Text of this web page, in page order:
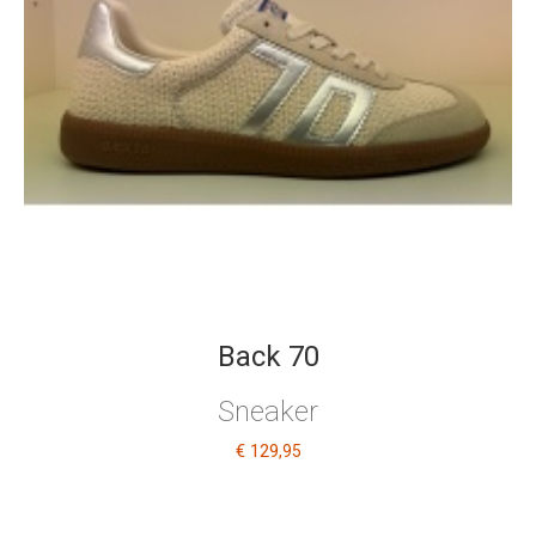
Back 70
Sneaker
€ 129,95